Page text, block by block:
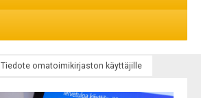
Tiedote omatoimikirjaston käyttäjille